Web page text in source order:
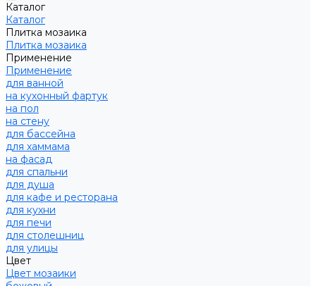
Каталог
Каталог
Плитка мозаика
Плитка мозаика
Применение
Применение
для ванной
на кухонный фартук
на пол
на стену
для бассейна
для хаммама
на фасад
для спальни
для душа
для кафе и ресторана
для кухни
для печи
для столешниц
для улицы
Цвет
Цвет мозаики